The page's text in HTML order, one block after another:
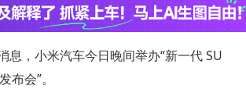
息，小米汽车今日晚间举办“新一代 SU
布会”。